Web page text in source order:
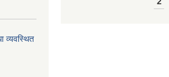
व्यवस्थित